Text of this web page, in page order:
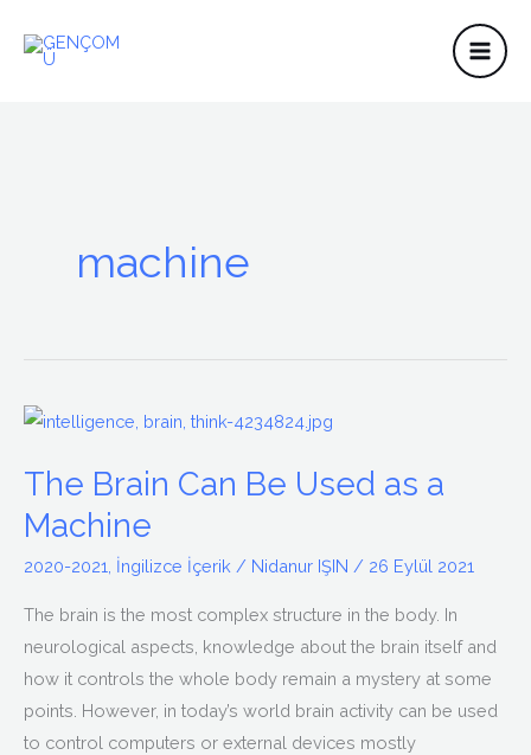
atla
machine
The Brain Can Be Used as a
Machine
2020-2021 İngilizce İçerik / Nidanur IŞIN / 26 Eylül 2021
The brain is the most complex structure in the body. In
neurological aspects, knowledge about the brain itself and
how it controls the whole body remain a mystery at some
points. However, in today’s world brain activity can be used
to control computers or external devices mostly
The
Can
Be
as
a
Machine